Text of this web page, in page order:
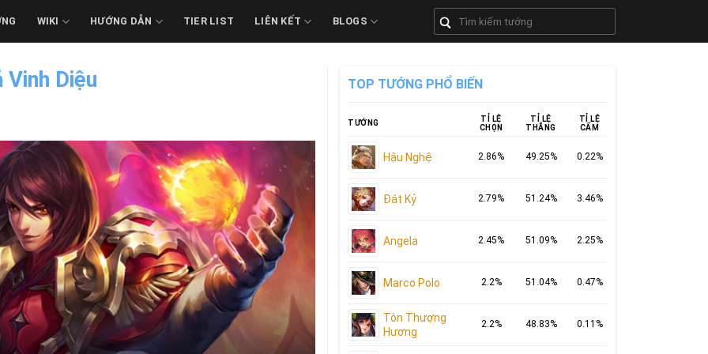
WIKI HƯỚNG DẪN TIER LIST LIÊN KẾT BLOGS
Vinh Diệu TOP TƯỚNG PHỔ BIẾN
TƯỚNG
TỈ LỆ
CHỌN
TỈ LỆ
THẮNG
TỈ LỆ
CẤM
Hậu Nghệ 2.86% 49.25% 0.22%
Đát Kỷ 2.79% 51.24% 3.46%
Angela 2.45% 51.09% 2.25%
Marco Polo 2.2% 51.04% 0.47%
Tôn Thượng
Hương
2.2% 48.83% 0.11%